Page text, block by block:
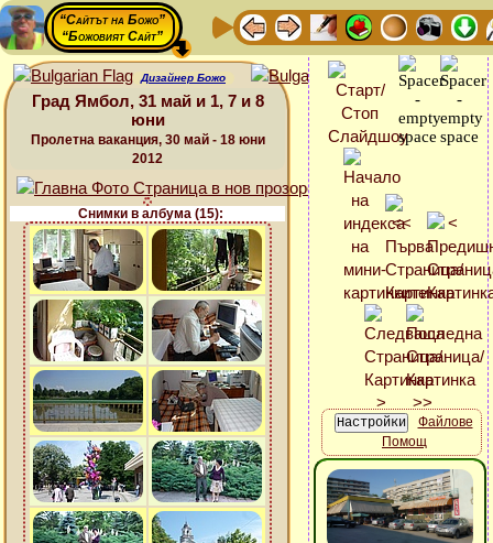
“Сайтът на Божо”
“Божовият Сайт”
Дизайнер Божо
Град Ямбол, 31 май и 1, 7 и 8
юни
Пролетна ваканция, 30 май - 18 юни
2012
Снимки в албума (15):
Файлове
Помощ